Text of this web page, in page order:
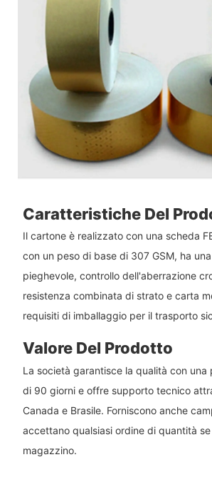
Caratteristiche Del
Il cartone è realizzato con una scheda
con un peso di base di 307 GSM, ha
pieghevole, controllo dell'aberrazione
resistenza combinata di strato e carta
requisiti di imballaggio per il trasporto
Valore Del Prodotto
La società garantisce la qualità con una
di 90 giorni e offre supporto tecnico
Canada e Brasile. Forniscono anche
accettano qualsiasi ordine di quantità
magazzino.